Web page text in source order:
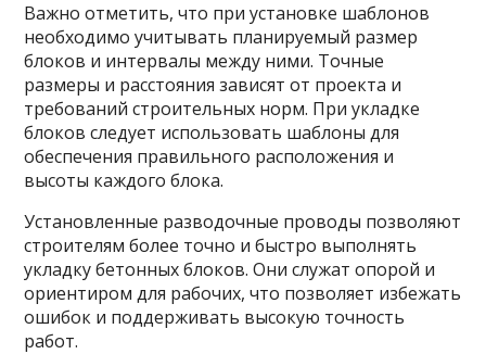
Важно отметить, что при установке шаблонов
необходимо учитывать планируемый размер
блоков и интервалы между ними. Точные
размеры и расстояния зависят от проекта и
требований строительных норм. При укладке
блоков следует использовать шаблоны для
обеспечения правильного расположения и
высоты каждого блока.
Установленные разводочные проводы позволяют
строителям более точно и быстро выполнять
укладку бетонных блоков. Они служат опорой и
ориентиром для рабочих, что позволяет избежать
ошибок и поддерживать высокую точность
работ.